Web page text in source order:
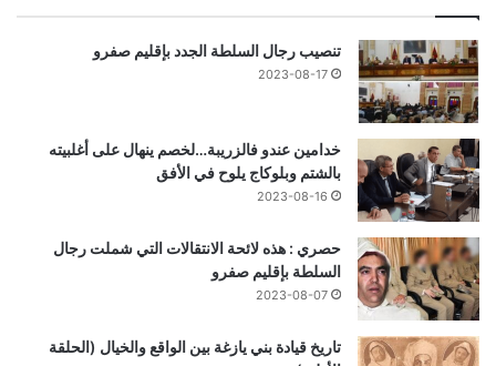
تنصيب رجال السلطة الجدد بإقليم صفرو
2023-08-17
خدامين عندو فالزريبة…لخصم ينهال على أغلبيته
بالشتم وبلوكاج يلوح في الأفق
2023-08-16
حصري : هذه لائحة الانتقالات التي شملت رجال
السلطة بإقليم صفرو
2023-08-07
تاريخ قيادة بني يازغة بين الواقع والخيال (الحلقة